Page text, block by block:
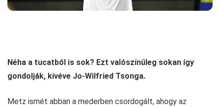
Néha a tucatból is sok? Ezt valószínűleg sokan így
gondolják, kivéve Jo-Wilfried Tsonga.
Metz ismét abban a mederben csordogált, ahogy az